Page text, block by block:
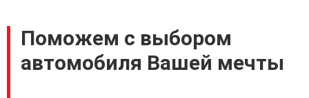
Поможем с выбором
автомобиля Вашей мечты